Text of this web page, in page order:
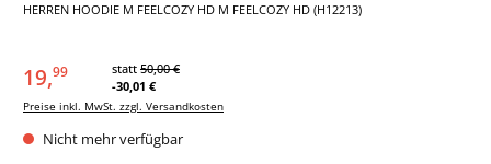
HERREN HOODIE M FEELCOZY HD M FEELCOZY HD (H12213)
19,99 statt 50,00 €
-30,01 €
Preise inkl. MwSt. zzgl. Versandkosten
Nicht mehr verfügbar